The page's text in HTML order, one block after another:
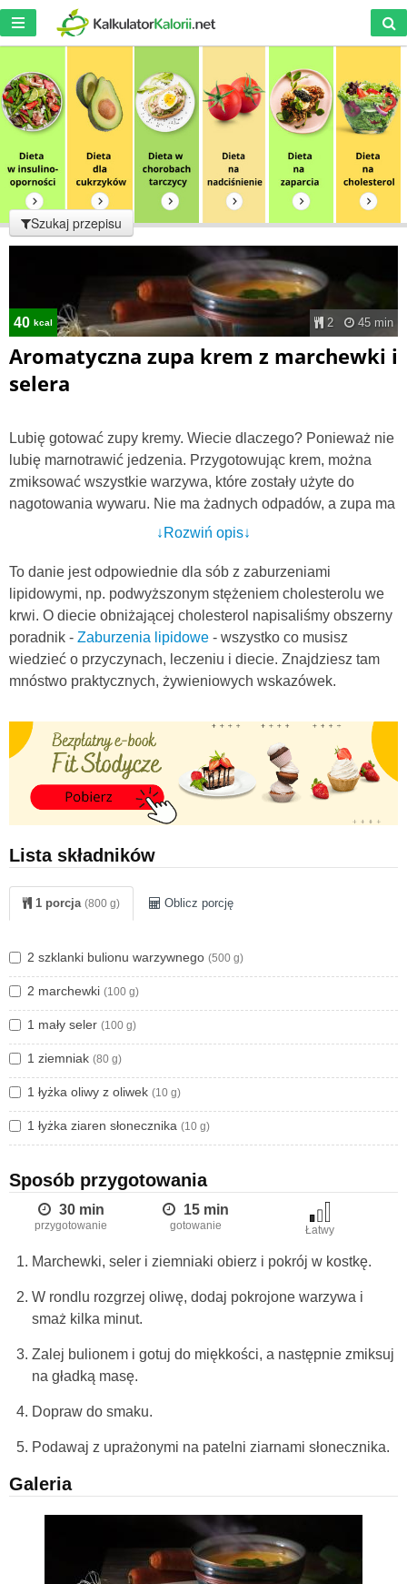
Szukaj przepisu
40 kcal 2 45 min
Aromatyczna zupa krem z marchewki i
selera
Lubię gotować zupy kremy. Wiecie dlaczego? Ponieważ nie
lubię marnotrawić jedzenia. Przygotowując krem, można
zmiksować wszystkie warzywa, które zostały użyte do
nagotowania wywaru. Nie ma żadnych odpadów, a zupa ma
jeszcze więcej wartości odżywczych. A do tego jeszcze nie
kostkę :)
Poniższy krem to szybka, tania i aromatyczna zupa. Prażone
nasiona słonecznika wspaniale uzupełniają jej smak, a
dodatkowo przyjemnie chrupią. Dla urozmaicenia można do
niej dodać również pestki dyni czy migdały. Tego typu
dodatki wzbogacają zupę w cenne nienasycone kwasy
je w swoich jadłospisach
Jestem przekonana, że zupa zasmakuje nie tylko Wam, ale
także Waszym domownikom i na stałe wpisze się w Wasze
menu.
jeszczeTENiTENprzepis. W wolnej chwili zajrzyjcie
↓Rozwiń opis↓
To danie jest odpowiednie dla sób z zaburzeniami
lipidowymi, np. podwyższonym stężeniem cholesterolu we
krwi. O diecie obniżającej cholesterol napisaliśmy obszerny
poradnik - Zaburzenia lipidowe - wszystko co musisz
wiedzieć o przyczynach, leczeniu i diecie. Znajdziesz tam
mnóstwo praktycznych, żywieniowych wskazówek.
Lista składników
1 porcja (800 g) Oblicz porcję
2 szklanki bulionu warzywnego (500 g)
2 marchewki (100 g)
1 mały seler (100 g)
1 ziemniak (80 g)
1 łyżka oliwy z oliwek (10 g)
1 łyżka ziaren słonecznika (10 g)
Sposób przygotowania
30 min
przygotowanie
15 min
gotowanie Łatwy
Marchewki, seler i ziemniaki obierz i pokrój w kostkę.
W rondlu rozgrzej oliwę, dodaj pokrojone warzywa i
smaż kilka minut.
Zalej bulionem i gotuj do miękkości, a następnie zmiksuj
na gładką masę.
Dopraw do smaku.
Podawaj z uprażonymi na patelni ziarnami słonecznika.
Galeria